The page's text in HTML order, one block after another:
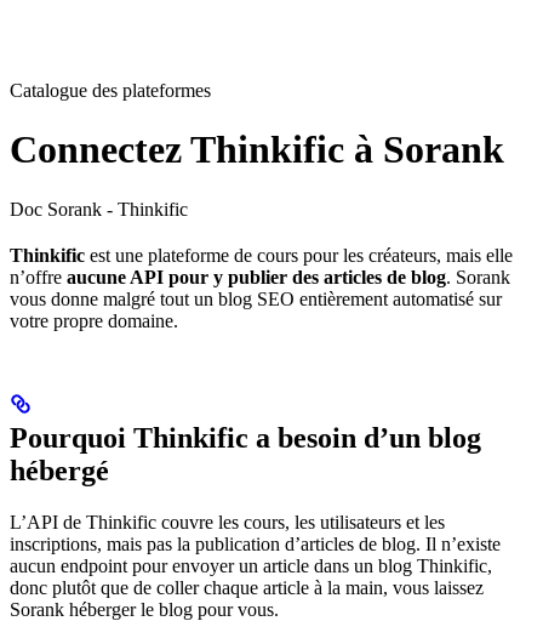
Catalogue des plateformes
Connectez Thinkific à Sorank
Doc Sorank - Thinkific
Thinkific est une plateforme de cours pour les créateurs, mais elle
n’offre aucune API pour y publier des articles de blog. Sorank
vous donne malgré tout un blog SEO entièrement automatisé sur
votre propre domaine.
Pourquoi Thinkific a besoin d’un blog
hébergé
L’API de Thinkific couvre les cours, les utilisateurs et les
inscriptions, mais pas la publication d’articles de blog. Il n’existe
aucun endpoint pour envoyer un article dans un blog Thinkific,
donc plutôt que de coller chaque article à la main, vous laissez
Sorank héberger le blog pour vous.